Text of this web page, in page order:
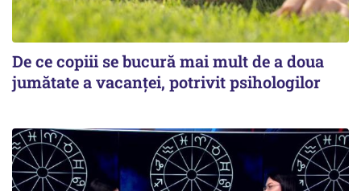
De ce copiii se bucură mai mult de a doua
jumătate a vacanței, potrivit psihologilor